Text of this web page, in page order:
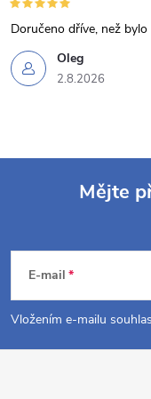
Oleg
2.8.2026
Doručeno dříve, než
p
Mějte
E-mail
Vložením e-mailu